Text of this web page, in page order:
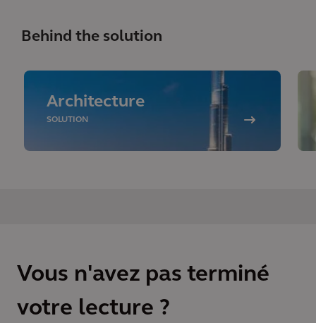
Behind the solution
Architecture
SOLUTION
Vous n'avez pas terminé
votre lecture ?